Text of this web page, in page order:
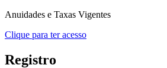
Anuidades e Taxas Vigentes
Clique para ter acesso
Registro